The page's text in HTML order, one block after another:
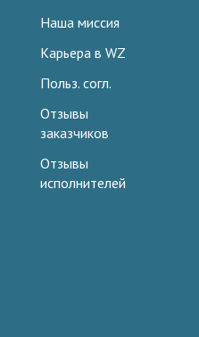
Наша миссия
Карьера в WZ
Польз. согл.
Отзывы
заказчиков
Отзывы
исполнителей